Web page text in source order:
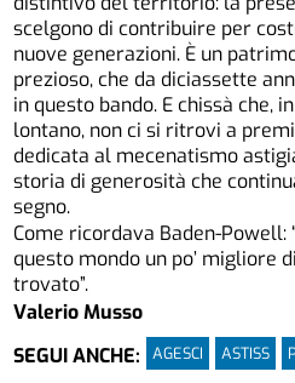
scelgono di contribuire per
nuove generazioni. È un
prezioso, che da diciassette
in questo bando. E chissà che,
lontano, non ci si ritrovi a
dedicata al mecenatismo
storia di generosità che
segno.
Come ricordava Baden-Powell:
questo mondo un po’ migliore
trovato”.
Valerio Musso
SEGUI ANCHE:
AGESCI ASTISS